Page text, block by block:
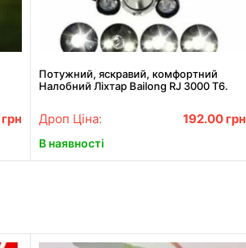
грн
Потужний, яскравий, комфортний
Налобний Ліхтар Bailong RJ 3000 Т6.
Дроп Ціна: 192.00 грн
В наявності